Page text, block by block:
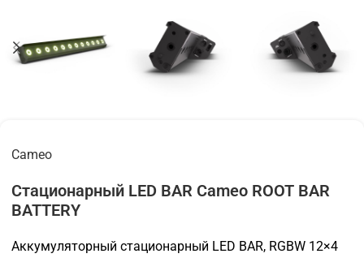
Cameo
Cтационарный LED BAR Cameo ROOT BAR
BATTERY
Аккумуляторный стационарный LED BAR, RGBW 12×4